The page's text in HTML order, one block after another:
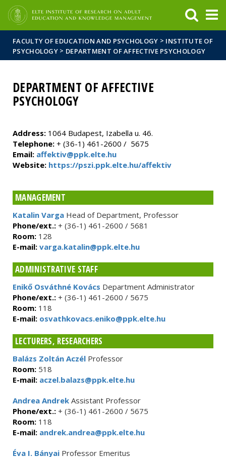
FACULTY OF EDUCATION AND PSYCHOLOGY > INSTITUTE OF
PSYCHOLOGY > DEPARTMENT OF AFFECTIVE PSYCHOLOGY
DEPARTMENT OF AFFECTIVE
PSYCHOLOGY
Address: 1064 Budapest, Izabella u. 46.
Telephone: + (36-1) 461-2600 / 5675
Email: affektiv@ppk.elte.hu
Website: https://pszi.ppk.elte.hu/affektiv
MANAGEMENT
Katalin Varga Head of Department, Professor
Phone/ext.: + (36-1) 461-2600 / 5681
Room: 128
E-mail: varga.katalin@ppk.elte.hu
ADMINISTRATIVE STAFF
Enikő Osváthné Kovács Department Administrator
Phone/ext.: + (36-1) 461-2600 / 5675
Room: 118
E-mail: osvathkovacs.eniko@ppk.elte.hu
LECTURERS, RESEARCHERS
Balázs Zoltán Aczél Professor
Room: 518
E-mail: aczel.balazs@ppk.elte.hu
Andrea Andrek Assistant Professor
Phone/ext.: + (36-1) 461-2600 / 5675
Room: 118
E-mail: andrek.andrea@ppk.elte.hu
Éva I. Bányai Professor Emeritus